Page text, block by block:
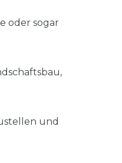
oder sogar
und